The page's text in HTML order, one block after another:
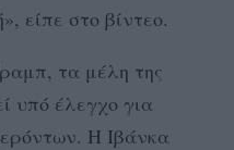
είπε στο βίντεο.
τα μέλη της
υπό έλεγχο για
Η Iβάνκα